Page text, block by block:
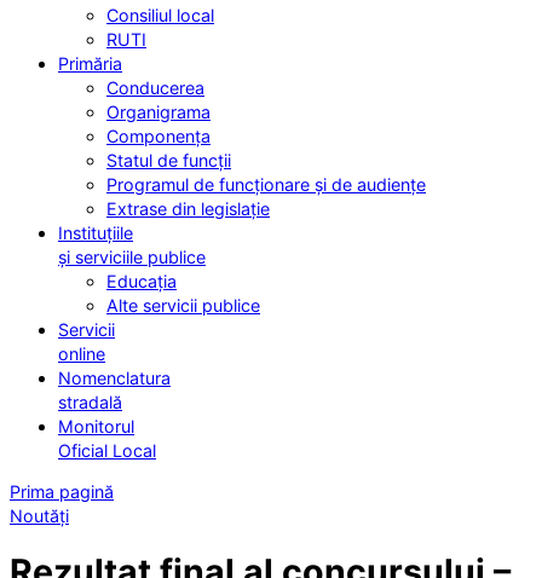
Consiliul local
RUTI
Primăria
Conducerea
Organigrama
Componența
Statul de funcții
Programul de funcționare și de audiențe
Extrase din legislație
Instituțiile
și serviciile publice
Educația
Alte servicii publice
Servicii
online
Nomenclatura
stradală
Monitorul
Oficial Local
Prima pagină
Noutăți